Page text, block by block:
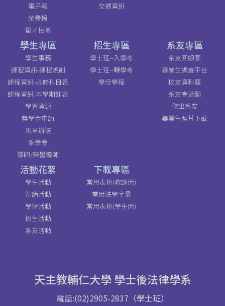
電子報
榮譽榜
徵才招募
交通資訊
學生專區
學生事務
課程資訊-課程規劃
課程資訊-必修科目表
課程資訊-本學期課表
學習資源
獎學金申請
規章辦法
系學會
導師/榮譽導師
招生專區
學士班--入學考
學士班--轉學考
學分學程
系友專區
系友回娘家
畢業生調查平台
校友資料庫
系友會活動
傑出系友
畢業生照片下載
活動花絮
學生活動
演講活動
學術活動
招生活動
系友活動
下載專區
常用表格(教師用)
常用法學字彙
常用表格(學生用)
天主教輔仁大學 學士後法律學系
電話:(02)2905-2837（學士班）